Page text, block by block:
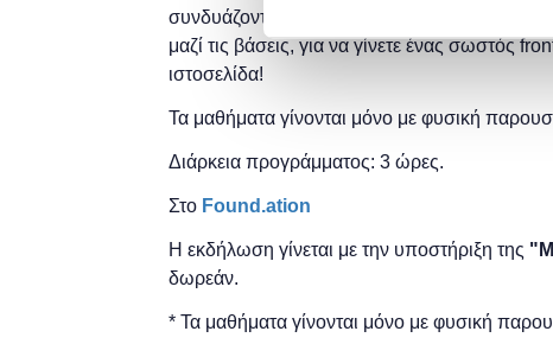
συνδυάζονται για να εμφανιστεί στον
μαζί τις βάσεις, για να γίνετε ένας σωστός
ιστοσελίδα!
Τα μαθήματα γίνονται μόνο με φυσική
Διάρκεια προγράμματος: 3 ώρες.
Στο Found.ation
Η εκδήλωση γίνεται με την υποστήριξη της "
δωρεάν.
* Τα μαθήματα γίνονται μόνο με φυσική